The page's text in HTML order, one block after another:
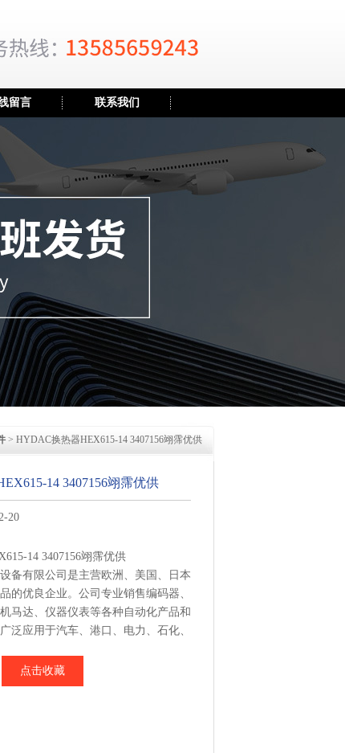
留言 联系我们
> HYDAC换热器HEX615-14 3407156翊霈优供
14 3407156翊霈优供
20
14 3407156翊霈优供
备有限公司是主营欧洲、美国、日本
的优良企业。公司专业销售编码器、
马达、仪器仪表等各种自动化产品和
泛应用于汽车、港口、电力、石化、
点击收藏